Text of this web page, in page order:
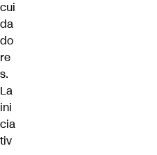
cui
da
do
re
s.
La
ini
cia
tiv